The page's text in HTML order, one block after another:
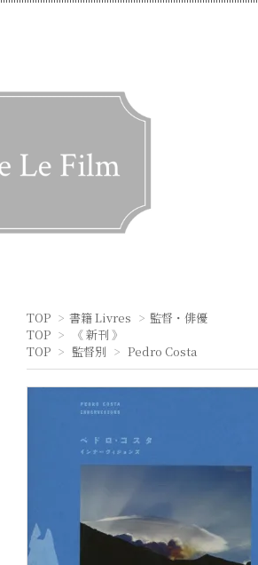
TOP > 書籍 Livres > 監督・俳優
TOP >
《 新刊 》
TOP > 監督別 > Pedro Costa